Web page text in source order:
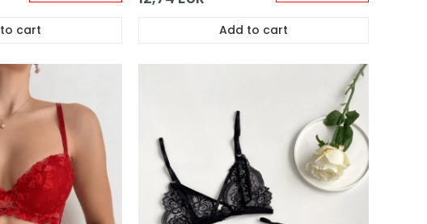
cart Add to cart